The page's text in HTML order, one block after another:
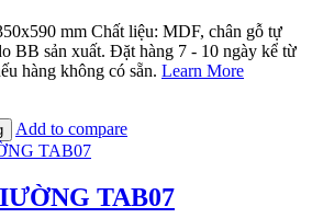
mm Chất liệu: MDF, chân gỗ tự
BB sản xuất. Đặt hàng 7 - 10 ngày kể từ
hàng không có sẵn. Learn More
Add to compare
TAB07